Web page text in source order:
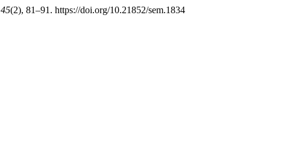
45(2), 81–91. https://doi.org/10.21852/sem.1834